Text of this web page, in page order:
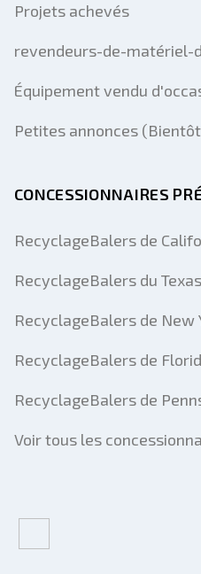
Projets achevés
revendeurs-de-matériel-
Équipement vendu
Petites annonces
CONCESSIONNAIRES
RecyclageBalers de
RecyclageBalers du Texas
RecyclageBalers de New
RecyclageBalers de
RecyclageBalers de
Voir tous les